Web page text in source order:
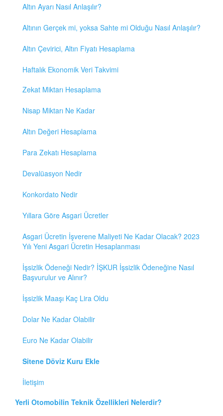
Altın Ayarı Nasıl Anlaşılır?
Altının Gerçek mi, yoksa Sahte mi Olduğu Nasıl Anlaşılır?
Altın Çevirici, Altın Fiyatı Hesaplama
Haftalık Ekonomik Veri Takvimi
Zekat Miktarı Hesaplama
Nisap Miktarı Ne Kadar
Altın Değeri Hesaplama
Para Zekatı Hesaplama
Devalüasyon Nedir
Konkordato Nedir
Yıllara Göre Asgari Ücretler
Asgari Ücretin İşverene Maliyeti Ne Kadar Olacak? 2023
Yılı Yeni Asgari Ücretin Hesaplanması
İşsizlik Ödeneği Nedir? İŞKUR İşsizlik Ödeneğine Nasıl
Başvurulur ve Alınır?
İşsizlik Maaşı Kaç Lira Oldu
Dolar Ne Kadar Olabilir
Euro Ne Kadar Olabilir
Sitene Döviz Kuru Ekle
İletişim
Yerli Otomobilin Teknik Özellikleri Nelerdir?